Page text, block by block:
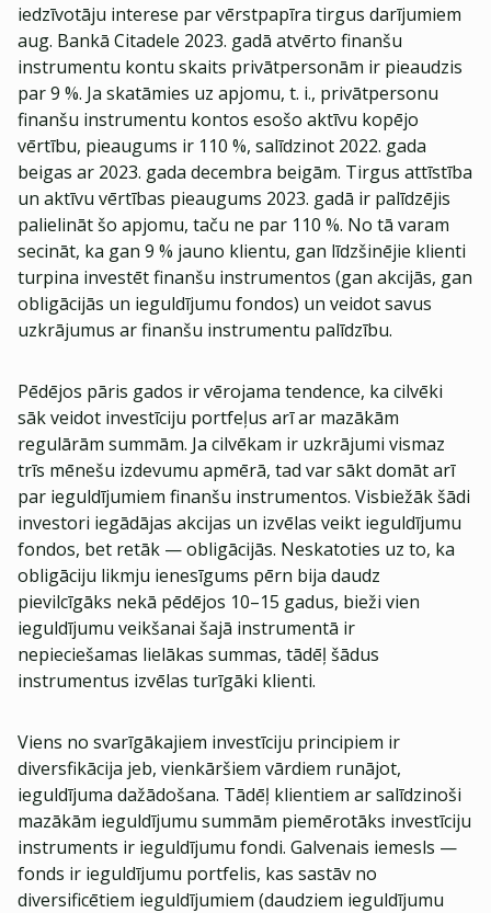
iedzīvotāju interese par vērstpapīra tirgus darījumiem
aug. Bankā Citadele 2023. gadā atvērto finanšu
instrumentu kontu skaits privātpersonām ir pieaudzis
par 9 %. Ja skatāmies uz apjomu, t. i., privātpersonu
finanšu instrumentu kontos esošo aktīvu kopējo
vērtību, pieaugums ir 110 %, salīdzinot 2022. gada
beigas ar 2023. gada decembra beigām. Tirgus attīstība
un aktīvu vērtības pieaugums 2023. gadā ir palīdzējis
palielināt šo apjomu, taču ne par 110 %. No tā varam
secināt, ka gan 9 % jauno klientu, gan līdzšinējie klienti
turpina investēt finanšu instrumentos (gan akcijās, gan
obligācijās un ieguldījumu fondos) un veidot savus
uzkrājumus ar finanšu instrumentu palīdzību.
Pēdējos pāris gados ir vērojama tendence, ka cilvēki
sāk veidot investīciju portfeļus arī ar mazākām
regulārām summām. Ja cilvēkam ir uzkrājumi vismaz
trīs mēnešu izdevumu apmērā, tad var sākt domāt arī
par ieguldījumiem finanšu instrumentos. Visbiežāk šādi
investori iegādājas akcijas un izvēlas veikt ieguldījumu
fondos, bet retāk — obligācijās. Neskatoties uz to, ka
obligāciju likmju ienesīgums pērn bija daudz
pievilcīgāks nekā pēdējos 10–15 gadus, bieži vien
ieguldījumu veikšanai šajā instrumentā ir
nepieciešamas lielākas summas, tādēļ šādus
instrumentus izvēlas turīgāki klienti.
Viens no svarīgākajiem investīciju principiem ir
diversfikācija jeb, vienkāršiem vārdiem runājot,
ieguldījuma dažādošana. Tādēļ klientiem ar salīdzinoši
mazākām ieguldījumu summām piemērotāks investīciju
instruments ir ieguldījumu fondi. Galvenais iemesls —
fonds ir ieguldījumu portfelis, kas sastāv no
diversificētiem ieguldījumiem (daudziem ieguldījumu